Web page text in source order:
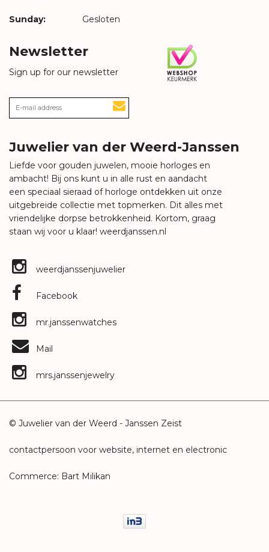
Sunday: Gesloten
Newsletter
Sign up for our newsletter
Juwelier van der Weerd-Janssen
Liefde voor gouden juwelen, mooie horloges en
ambacht! Bij ons kunt u in alle rust en aandacht
een speciaal sieraad of horloge ontdekken uit onze
uitgebreide collectie met topmerken. Dit alles met
vriendelijke dorpse betrokkenheid. Kortom, graag
staan wij voor u klaar! weerdjanssen.nl
weerdjanssenjuwelier
Facebook
mr.janssenwatches
Mail
mrs.janssenjewelry
© Juwelier van der Weerd - Janssen Zeist
contactpersoon voor website, internet en electronic
Commerce: Bart Milikan